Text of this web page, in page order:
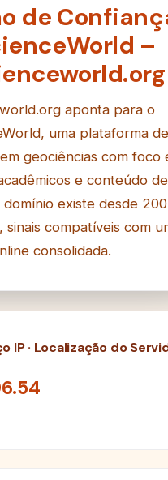
de
–
aponta para o
uma plataforma de
geociências com foco
e conteúdo de
domínio existe desde
sinais compatíveis com
consolidada.
IP · Localização do